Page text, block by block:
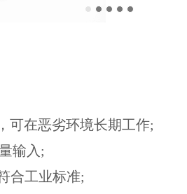
可在恶劣环境长期工作;
输入;
合工业标准;